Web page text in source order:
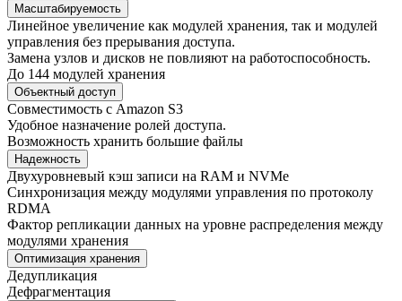
Масштабируемость
Линейное увеличение как модулей хранения, так и модулей
управления без прерывания доступа.
Замена узлов и дисков не повлияют на работоспособность.
До 144 модулей хранения
Объектный доступ
Совместимость с Amazon S3
Удобное назначение ролей доступа.
Возможность хранить большие файлы
Надежность
Двухуровневый кэш записи на RAM и NVMe
Синхронизация между модулями управления по протоколу
RDMA
Фактор репликации данных на уровне распределения между
модулями хранения
Оптимизация хранения
Дедупликация
Дефрагментация